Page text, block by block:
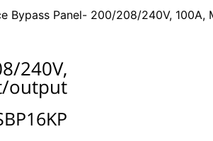
Bypass Panel- 200/208/240V, 100A,
240V,
output